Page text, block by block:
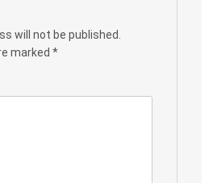
will not be published.
marked *